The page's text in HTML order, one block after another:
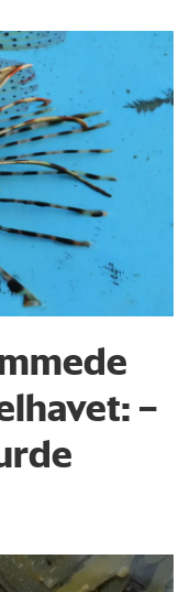
–